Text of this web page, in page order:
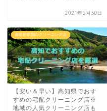
2021年5月30日
都道府県別のクリーニング店
【安い＆早い】高知県でおす
すめの宅配クリーニング店※
地域の人気クリーニング店も